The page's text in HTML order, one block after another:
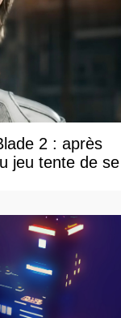
2 : après
jeu tente de se